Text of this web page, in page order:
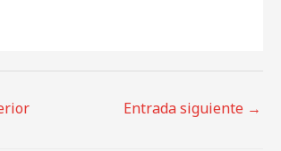
Entrada siguiente →